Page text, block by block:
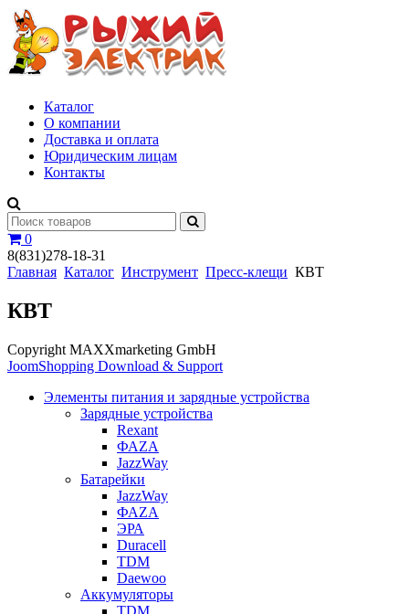
Каталог
О компании
Доставка и оплата
Юридическим лицам
Контакты
0
8(831)278-18-31
Главная Каталог Инструмент Пресс-клещи КВТ
КВТ
Copyright MAXXmarketing GmbH
JoomShopping Download & Support
Элементы питания и зарядные устройства
Зарядные устройства
Rexant
ФАZА
JazzWay
Батарейки
JazzWay
ФАZА
ЭРА
Duracell
TDM
Daewoo
Аккумуляторы
TDM